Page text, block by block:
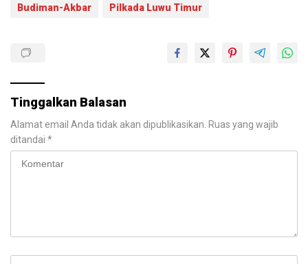
Budiman-Akbar Pilkada Luwu Timur
Tinggalkan Balasan
Alamat email Anda tidak akan dipublikasikan. Ruas yang wajib
ditandai *